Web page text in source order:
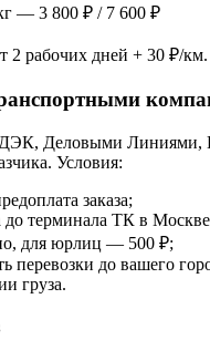
— 3 800 ₽ / 7 600 ₽
рабочих дней + 30 ₽/км.
Деловыми
Условия:
заказа;
до терминала ТК в
для юрлиц — 500 ₽;
перевозки до вашего
груза.